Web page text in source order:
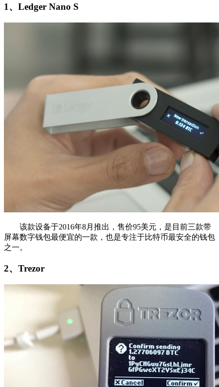
1、Ledger Nano S
该款设备于2016年8月推出，售价95美元，是目前三款带
屏幕数字钱包最便宜的一款，也是专注于比特币最安全的钱包
之一。
2、Trezor